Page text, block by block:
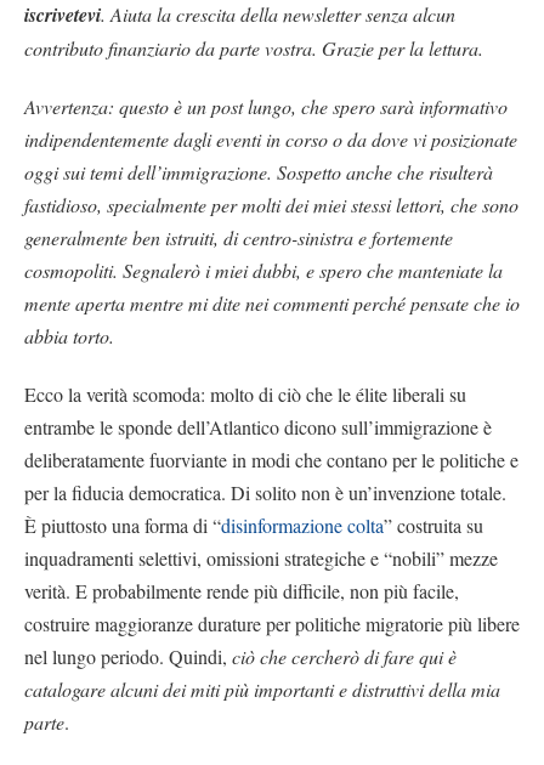
iscrivetevi. Aiuta la crescita della newsletter senza alcun
contributo finanziario da parte vostra. Grazie per la lettura.
Avvertenza: questo è un post lungo, che spero sarà informativo
indipendentemente dagli eventi in corso o da dove vi posizionate
oggi sui temi dell’immigrazione. Sospetto anche che risulterà
fastidioso, specialmente per molti dei miei stessi lettori, che sono
generalmente ben istruiti, di centro-sinistra e fortemente
cosmopoliti. Segnalerò i miei dubbi, e spero che manteniate la
mente aperta mentre mi dite nei commenti perché pensate che io
abbia torto.
Ecco la verità scomoda: molto di ciò che le élite liberali su
entrambe le sponde dell’Atlantico dicono sull’immigrazione è
deliberatamente fuorviante in modi che contano per le politiche e
per la fiducia democratica. Di solito non è un’invenzione totale.
È piuttosto una forma di “disinformazione colta” costruita su
inquadramenti selettivi, omissioni strategiche e “nobili” mezze
verità. E probabilmente rende più difficile, non più facile,
costruire maggioranze durature per politiche migratorie più libere
nel lungo periodo. Quindi, ciò che cercherò di fare qui è
catalogare alcuni dei miti più importanti e distruttivi della mia
parte.